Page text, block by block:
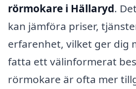
rörmokare i Hällaryd.
kan jämföra priser,
erfarenhet, vilket ger dig
fatta ett välinformerat
rörmokare är ofta mer